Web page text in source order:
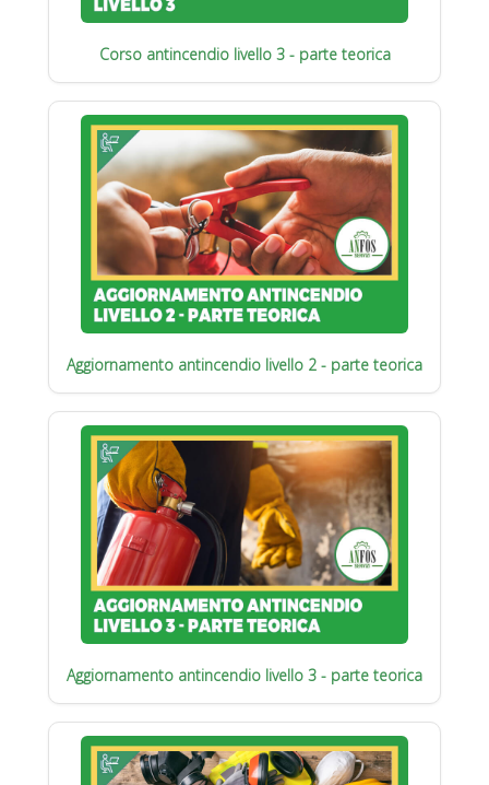
Corso antincendio livello 3 - parte teorica
Aggiornamento antincendio livello 2 - parte teorica
Aggiornamento antincendio livello 3 - parte teorica